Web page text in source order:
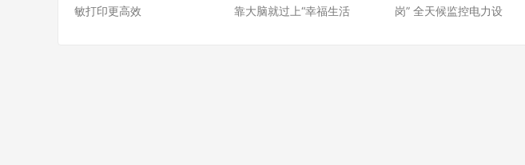
敏打印更高效
靠大脑就过上“幸福生活
岗” 全天候监控电力设